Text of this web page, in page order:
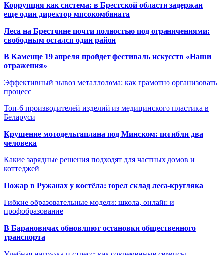
Коррупция как система: в Брестской области задержан
еще один директор мясокомбината
Леса на Брестчине почти полностью под ограничениями:
свободным остался один район
В Каменце 19 апреля пройдет фестиваль искусств «Наши
отражения»
Эффективный вывоз металлолома: как грамотно организовать
процесс
Топ-6 производителей изделий из медицинского пластика в
Беларуси
Крушение мотодельтаплана под Минском: погибли два
человека
Какие зарядные решения подходят для частных домов и
коттеджей
Пожар в Ружанах у костёла: горел склад леса-кругляка
Гибкие образовательные модели: школа, онлайн и
профобразование
В Барановичах обновляют остановки общественного
транспорта